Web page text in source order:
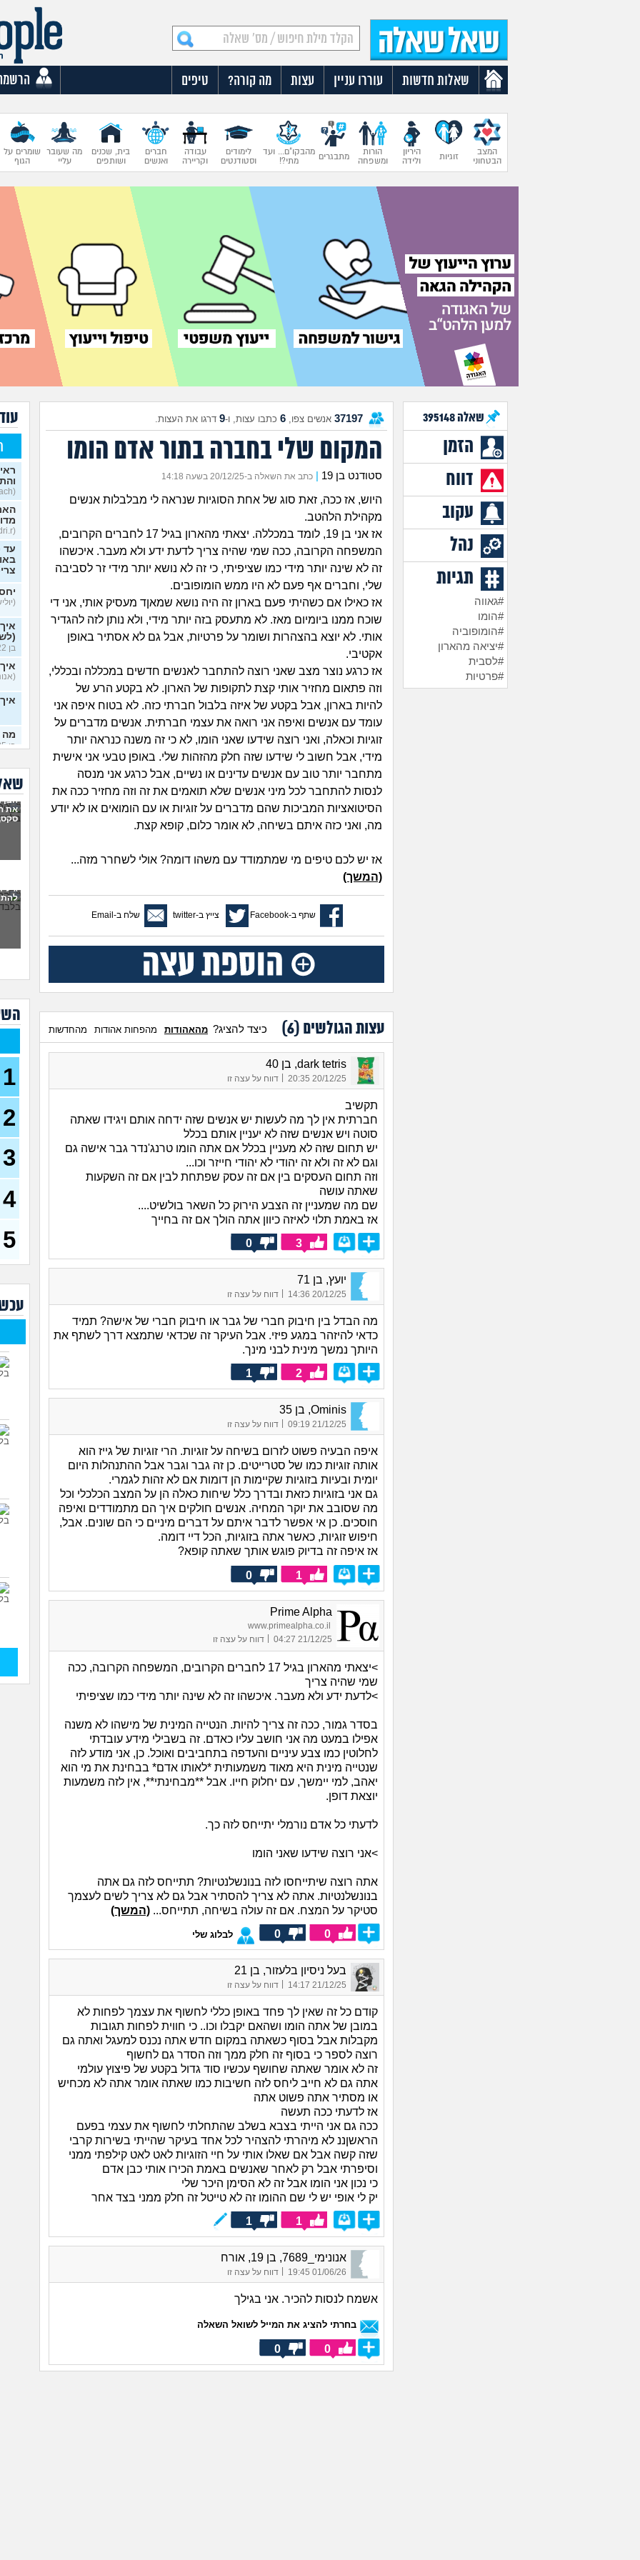
שאלות חדשות עוררו עניין עצות מה קורה? טיפים
המצב
הבטחוני
זוגיות
היריון
ולידה
הורות
ומשפחה
מתבגרים
מהבקו"ם... ועד
מתי?!
לימודים
וסטודנטים
עבודה
וקריירה
חברים
ואנשים
בית, שכנים
ושותפים
מה שעובר
עליי
שומרים על
הגוף
שאלה395148
הזמן
דווח
עקוב
נהל
תגיות
#גאווה
#הומו
#הומופוביה
#יציאה מהארון
#לסבית
#פרטיות
37197 אנשים צפו, 6 כתבו עצות, ו-9 דרגו את העצות.
המקום שלי בחברה בתור אדם הומו
סטודנט בן 19 כתב את השאלה ב-20/12/25 בשעה 14:18
היוש, אז ככה, זאת סוג של אחת הסוגיות שנראה לי מבלבלות אנשים
מקהילת הלהטב.
אז אני בן 19, לומד במכללה. יצאתי מהארון בגיל 17 לחברים הקרובים,
המשפחה הקרובה, ככה שמי שהיה צריך לדעת ידע ולא מעבר. איכשהו
זה לא שינה יותר מידי כמו שציפיתי, כי זה לא נושא יותר מידי זר לסביבה
שלי, וחברים אף פעם לא היו ממש הומופובים.
אז כאילו אם כשהיתי פעם בארון זה היה נושא שמאןד מעסיק אותי, אני די
שוכח ממנו ביומיום מאז. לא מתעסק בזה יותר מידי, ולא נותן לזה להגדיר
אותי. לא יוצא בהצהרות ושומר על פרטיות, אבל גם לא אסתיר באופן
אקטיבי.
אז כרגע נוצר מצב שאני רוצה להתחבר לאנשים חדשים במכללה ובכללי,
וזה פתאום מחזיר אותי קצת לתקופות של הארון. לא בקטע הרע של
להיות בארון, אבל בקטע של איזה בלבול חברתי כזה. לא בטוח איפה אני
עומד עם אנשים ואיפה אני רואה את עצמי חברתית. אנשים מדברים על
זוגיות וכאלה, ואני רוצה שידעו שאני הומו, לא כי זה משנה כנראה יותר
מידי, אבל חשוב לי שידעו שזה חלק מהזהות שלי. באופן טבעי אני אישית
מתחבר יותר טוב עם אנשים עדינים או נשיים, אבל כרגע אני מנסה
לנסות להתחבר לכל מיני אנשים שלא תואמים את זה וזה מחזיר ככה את
הסיטואציות המביכות שהם מדברים על זוגיות או עם הומואים או לא יודע
מה, ואני כזה איתם בשיחה, לא אומר כלום, קופא קצת.
אז יש לכם טיפים מי שמתמודד עם משהו דומה? אולי לשחרר מזה...
(המשך)
שתף ב-Facebook צייץ ב-twitter שלח ב-Email
עצות הגולשים (6
) כיצד להציג? מהאהודות מהפחות אהודות מהחדשות
dark tetris, בן 40
20/12/25 20:35
| דווח על עצה זו
תקשיב
חברתית אין לך מה לעשות יש אנשים שזה ידחה אותם ויגידו שאתה
סוטה ויש אנשים שזה לא יעניין אותם בכלל
יש תחום שזה לא מעניין בכלל אם אתה הומו טרנג'נדר גבר אישה גם
וגם לא זה ולא זה יהודי לא יהודי חייזר וכו...
וזה תחום העסקים בין אם זה עסק שפתחת לבין אם זה השקעות
שאתה עושה
שם מה שמעניין זה הצבע הירוק כל השאר בולשיט....
אז באמת תלוי לאיזה כיוון אתה הולך אם זה בחייך
3
0
יועץ, בן 71
20/12/25 14:36 דווח על עצה זו
מה הבדל בין חיבוק חברי של גבר או חיבוק חברי של אישה? תמיד
כדאי להיזהר במגע פיזי. אבל העיקר זה שכדאי שתמצא דרך לשתף את
היותך נמשך מינית לבני מינך.
2
1
Ominis, בן 35
21/12/25 09:19 דווח על עצה זו
איפה הבעיה פשוט לזרום בשיחה על זוגיות. הרי זוגיות של גייז הוא
אותה זוגיות כמו של סטרייטים. כן זה גבר וגבר אבל ההתנהלות היום
יומית ובעיות בזוגיות שקיימות הן דומות אם לא זהות לגמרי.
גם אני בזוגיות כזאת ובדרך כלל שיחות כאלה הן על המצב הכלכלי וכל
מה שסובב את יוקר המחיה. אנשים חולקים איך הם מתמודדים ואיפה
חוסכים. כן אי אפשר לדבר איתם על דברים מיניים כי הם שונים. אבל,
חיפוש זוגיות, כאשר אתה בזוגיות, הכל דיי דומה.
אז איפה זה בדיוק פוגש אותך שאתה קופא?
1
0
Prime Alpha
www.primealpha.co.il
21/12/25 04:27
| דווח על עצה זו
>יצאתי מהארון בגיל 17 לחברים הקרובים, המשפחה הקרובה, ככה
שמי שהיה צריך
>לדעת ידע ולא מעבר. איכשהו זה לא שינה יותר מידי כמו שציפיתי
בסדר גמור, ככה זה צריך להיות. הנטייה המינית של מישהו לא משנה
אפילו במעט מה אני חושב עליו כאדם. זה בשבילי מידע עובדתי
לחלוטין כמו צבע עיניים והעדפה בתחביבים ואוכל. כן, אני מודע לזה
שנטייה מינית היא מאוד משמעותית *לאותו אדם* בבחינת את מי הוא
יאהב, למי יימשך, עם יחלוק חייו. אבל **מבחינתי**, אין לזה משמעות
יוצאת דופן.
לדעתי כל אדם נורמלי יתייחס לזה כך.
>אני רוצה שידעו שאני הומו
אתה רוצה שיתייחסו לזה בנונשלנטיות? תתייחס לזה גם אתה
בנונשלנטיות. אתה לא צריך להסתיר אבל גם לא צריך לשים לעצמך
סטיקר על המצח. אם זה עולה בשיחה, תתייחס... (המשך)
0
0 לבלוג שלי
בעל ניסיון בלעזור, בן 21
21/12/25 14:17
| דווח על עצה זו
קודם כל זה שאין לך פחד באופן כללי לחשוף את עצמך לפחות לא
במובן של אתה הומו ושהאם יקבלו וכו.. כי חווית לפחות תגובות
מקבלות אבל בסוף כשאתה במקום חדש אתה נכנס למעגל ואתה גם
רוצה לספר כי בסוף זה חלק ממך וזה הסדר גם לחשוף
זה לא אומר שאתה שחושף עכשיו סוד גדול בקטע של פיצוץ עולמי
אתה גם לא חייב ליחס לזה חשיבות כמו שאתה אומר אתה לא מכחיש
או מסתיר אתה פשוט אתה
אז לדעתי ככה תעשה
ככה גם אני הייתי בצבא בשלב שהתחלתי לחשוף את עצמי בפעם
הראשןננ לא מיהרתי להצהיר לכל אחד בעיקר שהייתי בשירות קרבי
שזה קשה אבל אם שאלו אותי על חיי הזוגיות לאט לאט קילפתי ממני
וסיפרתי אבל רק לאחר שאנשים באמת הכירו אותי כבן אדם
כי נכון אני הומו אבל זה לא הסימן היכר שלי
יק לי אופי יש לי שם ההומו זה לא טייטל זה חלק ממני בצד אחר
1
1
אנונימי_7689, בן 19, אורח
01/06/26 19:45 דווח על עצה זו
אשמח לנסות להכיר. אני בגילך
בחרתי להציג את המייל לשואל השאלה
0
0
(Stoyosach, בן 16)
(Kfir.edri.r, בן 33)
עד
בן 22)
מה
בן 25)
24)
24)
(אל,
-
שוקו,
או
בן 22)
הבן
את
1
2
3
4
5